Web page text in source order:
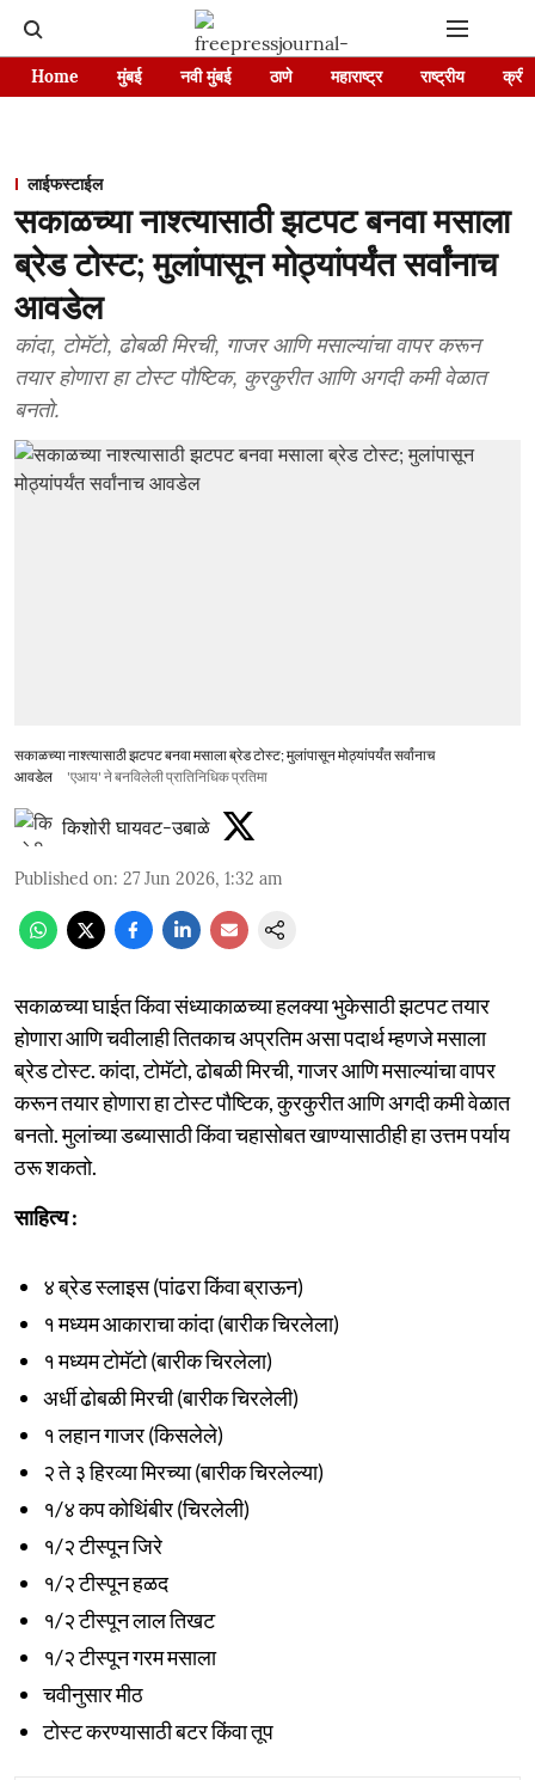
Home मुंबई नवी मुंबई ठाणे महाराष्ट्र राष्ट्रीय
लाईफस्टाईल
सकाळच्या नाश्त्यासाठी झटपट बनवा मसाला
ब्रेड टोस्ट; मुलांपासून मोठ्यांपर्यंत सर्वांनाच
आवडेल
कांदा, टोमॅटो, ढोबळी मिरची, गाजर आणि मसाल्यांचा वापर करून
तयार होणारा हा टोस्ट पौष्टिक, कुरकुरीत आणि अगदी कमी वेळात
बनतो.
सकाळच्या नाश्त्यासाठी झटपट बनवा मसाला ब्रेड टोस्ट; मुलांपासून मोठ्यांपर्यंत सर्वांनाच
आवडेल
'एआय' ने बनविलेली प्रातिनिधिक प्रतिमा
किशोरी घायवट-उबाळे
Published on: 27 Jun 2026, 1:32 am
सकाळच्या घाईत किंवा संध्याकाळच्या हलक्या भुकेसाठी झटपट तयार
होणारा आणि चवीलाही तितकाच अप्रतिम असा पदार्थ म्हणजे मसाला
ब्रेड टोस्ट. कांदा, टोमॅटो, ढोबळी मिरची, गाजर आणि मसाल्यांचा वापर
करून तयार होणारा हा टोस्ट पौष्टिक, कुरकुरीत आणि अगदी कमी वेळात
बनतो. मुलांच्या डब्यासाठी किंवा चहासोबत खाण्यासाठीही हा उत्तम पर्याय
ठरू शकतो.
साहित्य :
४ ब्रेड स्लाइस (पांढरा किंवा ब्राऊन)
१ मध्यम आकाराचा कांदा (बारीक चिरलेला)
१ मध्यम टोमॅटो (बारीक चिरलेला)
अर्धी ढोबळी मिरची (बारीक चिरलेली)
१ लहान गाजर (किसलेले)
२ ते ३ हिरव्या मिरच्या (बारीक चिरलेल्या)
१/४ कप कोथिंबीर (चिरलेली)
१/२ टीस्पून जिरे
१/२ टीस्पून हळद
१/२ टीस्पून लाल तिखट
१/२ टीस्पून गरम मसाला
चवीनुसार मीठ
टोस्ट करण्यासाठी बटर किंवा तूप